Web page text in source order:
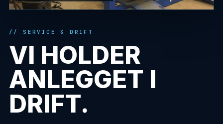
SERVICE & DRIFT
VI HOLDER
ANLEGGET I
DRIFT.